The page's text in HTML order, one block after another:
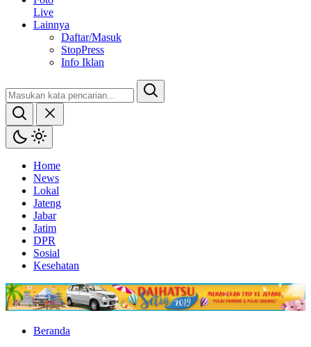
Live
Lainnya
Daftar/Masuk
StopPress
Info Iklan
Home
News
Lokal
Jateng
Jabar
Jatim
DPR
Sosial
Kesehatan
Beranda